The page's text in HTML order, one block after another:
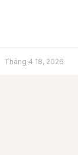
Tháng 4 18, 2026